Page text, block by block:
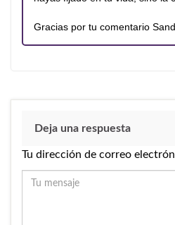
Gracias por tu comentario
Deja una respuesta
Tu dirección de correo